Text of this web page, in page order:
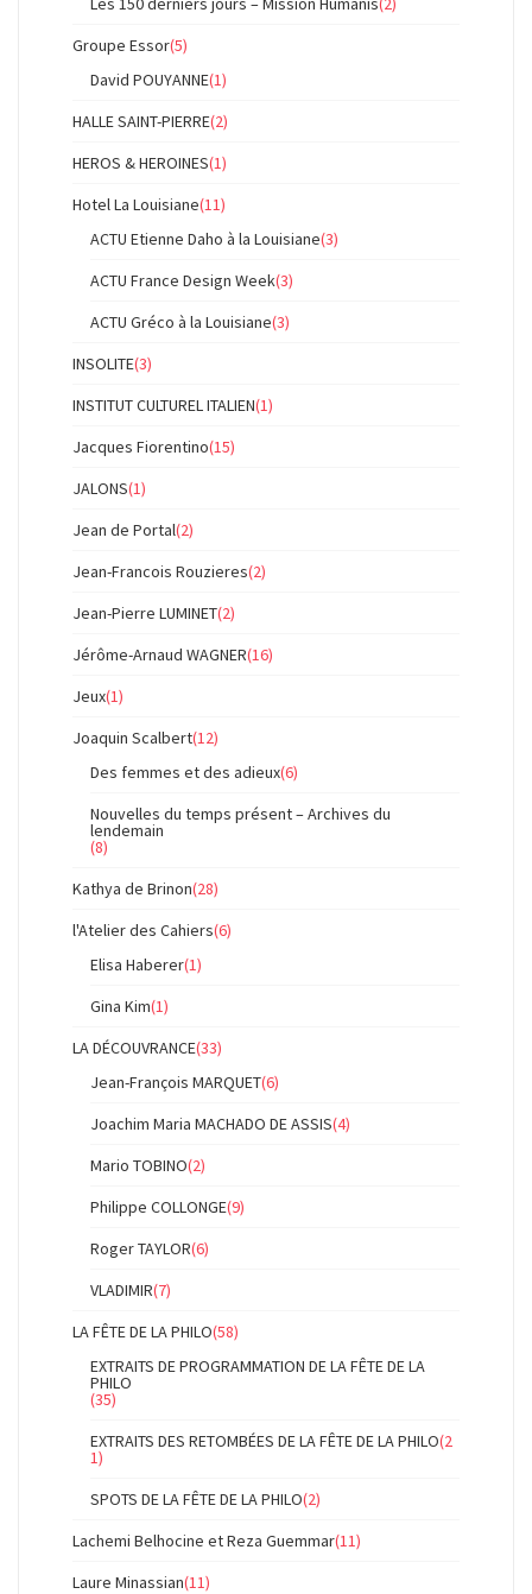
Groupe Essor(5)
David POUYANNE(1)
HALLE SAINT-PIERRE(2)
HEROS & HEROINES(1)
Hotel La Louisiane(11)
ACTU Etienne Daho à la Louisiane(3)
ACTU France Design Week(3)
ACTU Gréco à la Louisiane(3)
INSOLITE(3)
INSTITUT CULTUREL ITALIEN(1)
Jacques Fiorentino(15)
JALONS(1)
Jean de Portal(2)
Jean-Francois Rouzieres(2)
Jean-Pierre LUMINET(2)
Jérôme-Arnaud WAGNER(16)
Jeux(1)
Joaquin Scalbert(12)
Des femmes et des adieux(6)
Nouvelles du temps présent – Archives du
lendemain
(8)
Kathya de Brinon(28)
l'Atelier des Cahiers(6)
Elisa Haberer(1)
Gina Kim(1)
LA DÉCOUVRANCE(33)
Jean-François MARQUET(6)
Joachim Maria MACHADO DE ASSIS(4)
Mario TOBINO(2)
Philippe COLLONGE(9)
Roger TAYLOR(6)
VLADIMIR(7)
LA FÊTE DE LA PHILO(58)
EXTRAITS DE PROGRAMMATION DE LA FÊTE DE LA
PHILO
(35)
EXTRAITS DES RETOMBÉES DE LA FÊTE DE LA PHILO(2
1)
SPOTS DE LA FÊTE DE LA PHILO(2)
Lachemi Belhocine et Reza Guemmar(11)
Laure Minassian(11)